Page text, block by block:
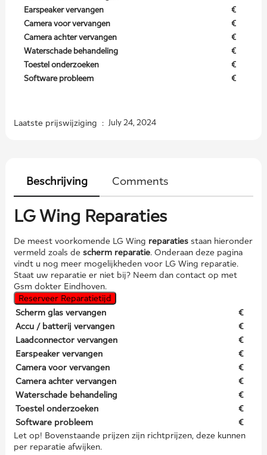
Earspeaker vervangen
€
Camera voor vervangen
€
Camera achter vervangen
€
Waterschade behandeling
€
Toestel onderzoeken
€
Software probleem
€
Laatste prijswijziging : July 24, 2024
Beschrijving Comments
LG Wing Reparaties
De meest voorkomende LG Wing reparatiesstaan hieronder
vermeld zoals de scherm reparatie. Onderaan deze pagina
vindt u nog meer mogelijkheden voor LG Wing reparatie.
Staat uw reparatie er niet bij? Neem dan contact op met
Gsm dokter Eindhoven.
Reserveer Reparatietijd
Scherm glas vervangen
€
Accu / batterij vervangen
€
Laadconnector vervangen
€
Earspeaker vervangen
€
Camera voor vervangen
€
Camera achter vervangen
€
Waterschade behandeling
€
Toestel onderzoeken
€
Software probleem
€
Let op! Bovenstaande prijzen zijn richtprijzen, deze kunnen
per reparatie afwijken.